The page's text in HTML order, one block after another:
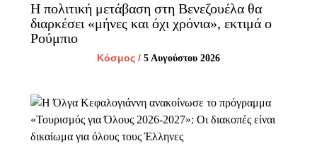
Η πολιτική μετάβαση στη Βενεζουέλα θα
διαρκέσει «μήνες και όχι χρόνια», εκτιμά ο
Ρούμπιο
Κόσμος / 5 Αυγούστου 2026